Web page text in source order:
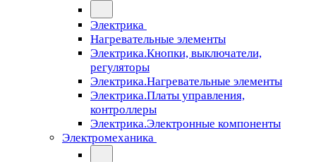
Электрика
Нагревательные элементы
Электрика.Кнопки, выключатели,
регуляторы
Электрика.Нагревательные элементы
Электрика.Платы управления,
контроллеры
Электрика.Электронные компоненты
Электромеханика